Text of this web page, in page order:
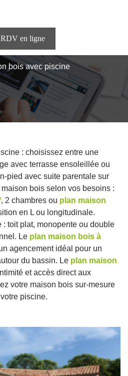
bois avec piscine
: choisissez entre une
avec terrasse ensoleillée ou
pied avec suite parentale sur
bois selon vos besoins :
, 2 chambres ou plan maison
en L ou longitudinale.
: toit plat, monopente ou double
Le plan maison bois à
agencement idéal pour un
du bassin. Le plan maison
et accès direct aux
votre maison bois sur-mesure
piscine.